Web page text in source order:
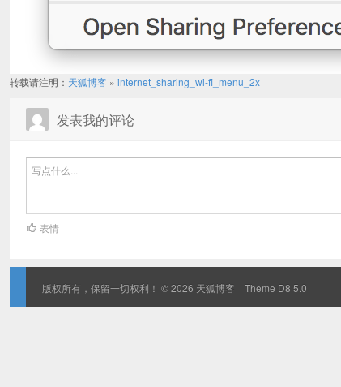
转载请注明： 天狐博客 » internet_sharing_wi-fi_menu_2x
发表我的评论
表情
版权所有，保留一切权利！ © 2026 天狐博客 Theme D8 5.0